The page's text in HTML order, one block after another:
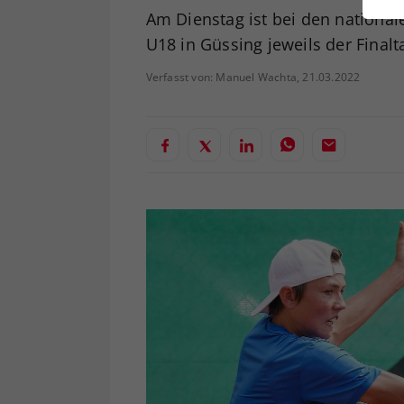
Am Dienstag ist bei den
U18 in Güssing jeweils der
Verfasst von: Manuel Wachta, 21.03.2022